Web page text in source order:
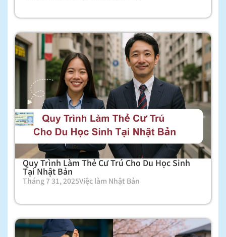
Quy Trình Làm Thẻ Cư Trú Cho Du Học Sinh
Tại Nhật Bản
Tháng 7 31, 2025Việc làm Nhật Bản